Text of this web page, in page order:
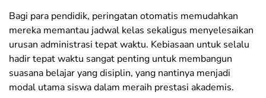
Bagi para pendidik, peringatan otomatis memudahkan
mereka memantau jadwal kelas sekaligus menyelesaikan
urusan administrasi tepat waktu. Kebiasaan untuk selalu
hadir tepat waktu sangat penting untuk membangun
suasana belajar yang disiplin, yang nantinya menjadi
modal utama siswa dalam meraih prestasi akademis.